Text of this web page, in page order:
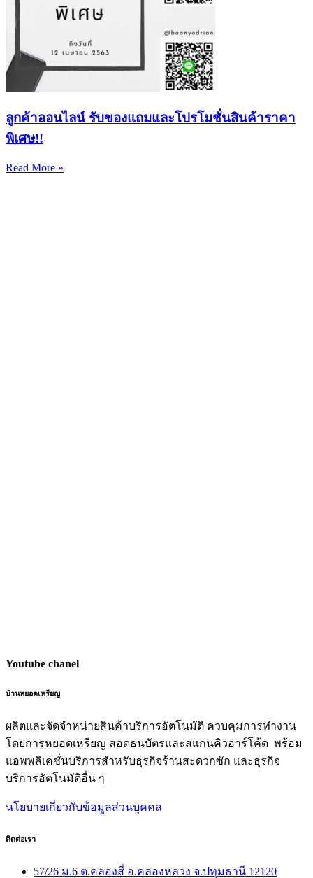
ลูกค้าออนไลน์ รับของแถมและโปรโมชั่นสินค้าราคา
พิเศษ!!
Read More »
Youtube chanel
บ้านหยอดเหรียญ
ผลิตและจัดจำหน่ายสินค้าบริการอัตโนมัติ ควบคุมการทำงาน
โดยการหยอดเหรียญ สอดธนบัตรและสแกนคิวอาร์โค้ด พร้อม
แอพพลิเคชั่นบริการสำหรับธุรกิจร้านสะดวกซัก และธุรกิจ
บริการอัตโนมัติอื่น ๆ
นโยบายเกี่ยวกับข้อมูลส่วนบุคคล
ติดต่อเรา
57/26 ม.6 ต.คลองสี่ อ.คลองหลวง จ.ปทุมธานี 12120